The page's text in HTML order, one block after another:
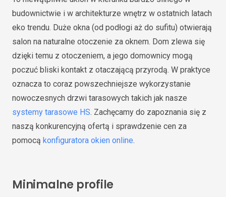
budownictwie i w architekturze wnętrz w ostatnich latach
eko trendu. Duże okna (od podłogi aż do sufitu) otwierają
salon na naturalne otoczenie za oknem. Dom zlewa się
dzięki temu z otoczeniem, a jego domownicy mogą
poczuć bliski kontakt z otaczającą przyrodą. W praktyce
oznacza to coraz powszechniejsze wykorzystanie
nowoczesnych drzwi tarasowych takich jak nasze
systemy tarasowe HS. Zachęcamy do zapoznania się z
naszą konkurencyjną ofertą i sprawdzenie cen za
pomocą konfiguratora okien online.
Minimalne profile